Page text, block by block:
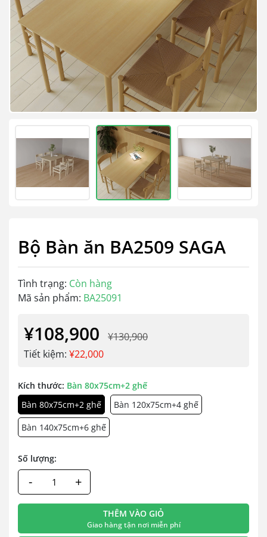
Bộ Bàn ăn BA2509 SAGA
Tình trạng: Còn hàng
Mã sản phẩm: BA25091
¥108,900
¥130,900
Tiết kiệm: ¥22,000
Kích thước: Bàn 80x75cm+2 ghế
Bàn 80x75cm+2 ghế
Bàn 120x75cm+4 ghế
Bàn 140x75cm+6 ghế
Số lượng:
- +
THÊM VÀO GIỎ
Giao hàng tận nơi miễn phí